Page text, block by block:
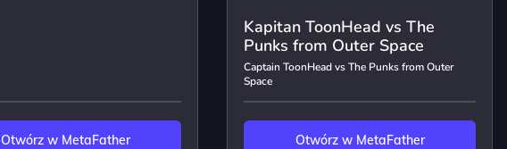
Otwórz w MetaFather
Kapitan ToonHead vs The
Punks from Outer Space
Captain ToonHead vs The Punks from Outer
Space
Otwórz w MetaFather